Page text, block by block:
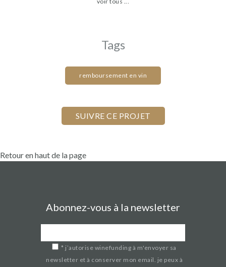
Tags
remboursement en vin
Retour en haut de la page
Abonnez-vous à la newsletter
* j’autorise winefunding à m'envoyer sa
newsletter et à conserver mon email. je peux à